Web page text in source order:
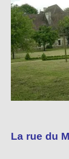
La rue du